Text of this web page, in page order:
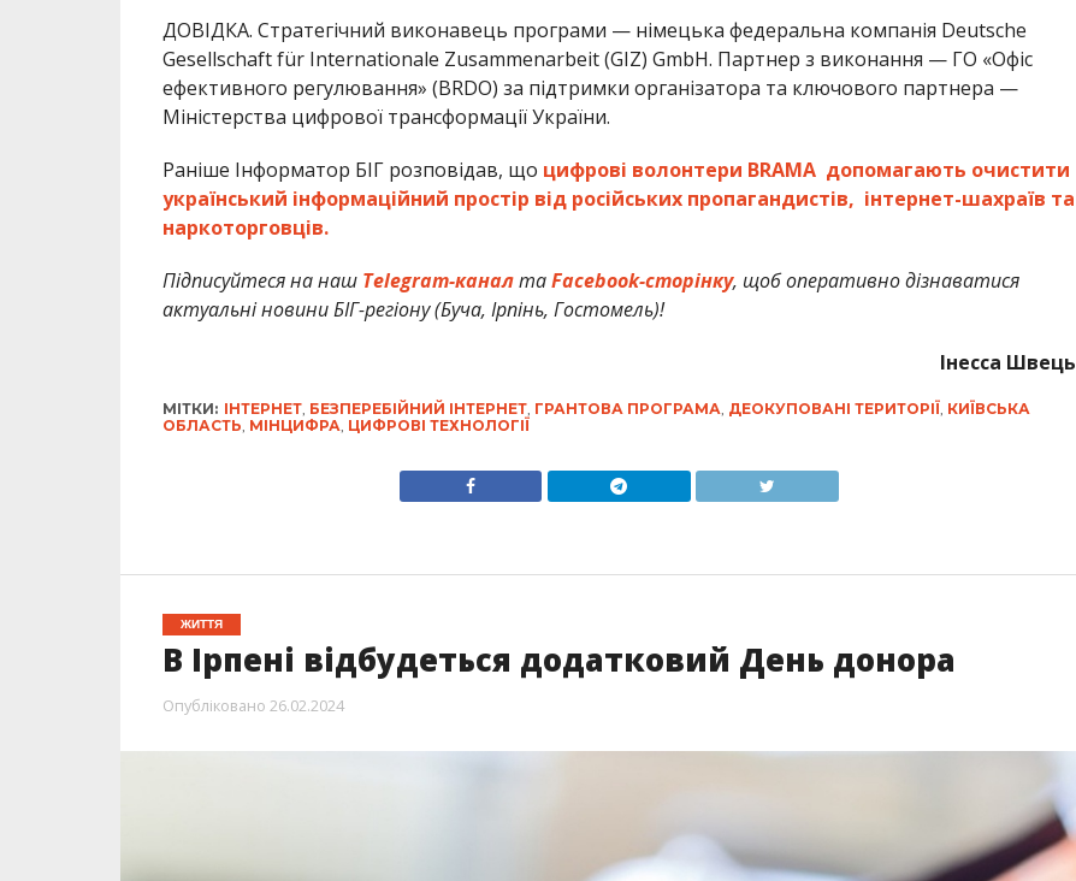
ДОВІДКА. Стратегічний виконавець програми — німецька федеральна компанія Deutsche
Gesellschaft für Internationale Zusammenarbeit (GIZ) GmbH. Партнер з виконання — ГО «Офіс
ефективного регулювання» (BRDO) за підтримки організатора та ключового партнера —
Міністерства цифрової трансформації України.
Раніше Інформатор БІГ розповідав, що цифрові волонтери BRAMA допомагають очистити
український інформаційний простір від російських пропагандистів, інтернет-шахраїв та
наркоторговців.
Підписуйтеся на наш Telegram-каналтаFacebook-сторінку, щоб оперативно дізнаватися
актуальні новини БІГ-регіону (Буча, Ірпінь, Гостомель)!
Інесса Швець
МІТКИ: ІНТЕРНЕТ, БЕЗПЕРЕБІЙНИЙ ІНТЕРНЕТ, ГРАНТОВА ПРОГРАМА, ДЕОКУПОВАНІ ТЕРИТОРІЇ, КИЇВСЬКА
ОБЛАСТЬ, МІНЦИФРА, ЦИФРОВІ ТЕХНОЛОГІЇ
ЖИТТЯ
В Ірпені відбудеться додатковий День донора
Опубліковано 26.02.2024